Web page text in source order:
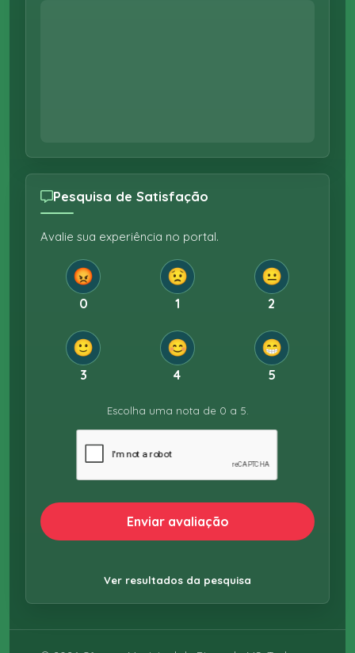
Pesquisa de Satisfação
Avalie sua experiência no portal.
😡
0
😟
1
😐
2
🙂
3
😊
4
😁
5
Escolha uma nota de 0 a 5.
Enviar avaliação
Ver resultados da pesquisa